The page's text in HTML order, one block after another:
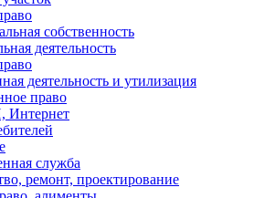
собственность
деятельность
деятельность и утилизация
право
Интернет
служба
ремонт, проектирование